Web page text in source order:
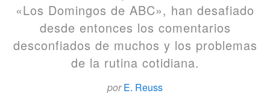
«Los Domingos de ABC», han desafiado
desde entonces los comentarios
desconfiados de muchos y los problemas
de la rutina cotidiana.
por E. Reuss